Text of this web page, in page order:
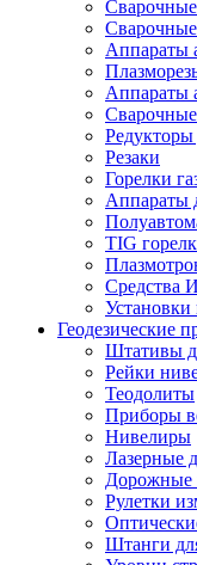
Аппараты
Аппараты
Редукторы
Резаки
Горелки
Аппараты
TIG
Средства
Геодезические
Штативы
Рейки
Теодолиты
Приборы
Нивелиры
Лазерные
Дорожные
Рулетки
Штанги